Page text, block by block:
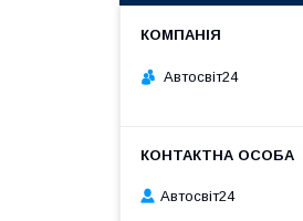
Автосвіт24
Автосвіт24